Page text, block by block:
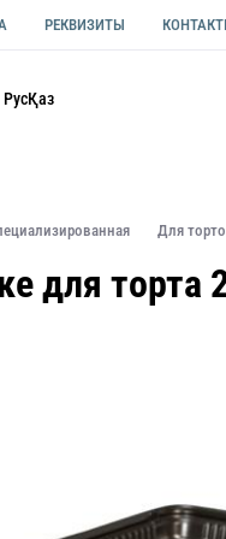
РЕКВИЗИТЫ
РусҚаз
Для
для